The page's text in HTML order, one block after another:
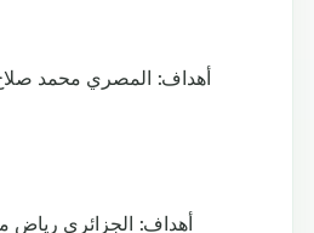
8 أهداف: المصري محمد